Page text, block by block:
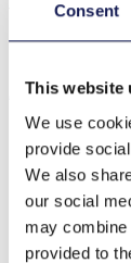
Consent
This website
We use
provide
We also
our social
may combine
provided to
Anderen